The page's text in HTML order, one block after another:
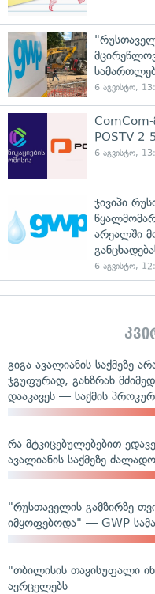
6 აგვისტო,
ComCom-
POSTV 2
6 აგვისტო,
ჯივიპი
არეალში
6 აგვისტო,
გიგა ავალიანის საქმეზე
ჯგუფურად, განზრახ
დააკავეს — საქმის
რა მტკიცებულებებით
ავალიანის საქმეზე
"რუსთაველის გამზირზე
იმყოფებოდა" — GWP
"თბილისის თავისუფალი
ავრცელებს